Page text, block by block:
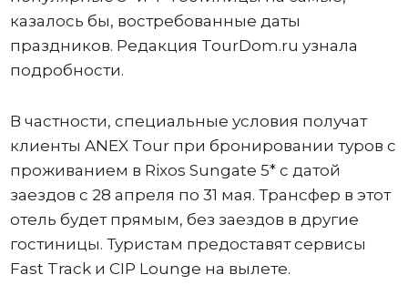
казалось бы, востребованные даты
праздников. Редакция TourDom.ru узнала
подробности.
В частности, специальные условия получат
клиенты ANEX Tour при бронировании туров с
проживанием в Rixos Sungate 5* с датой
заездов с 28 апреля по 31 мая. Трансфер в этот
отель будет прямым, без заездов в другие
гостиницы. Туристам предоставят сервисы
Fast Track и CIP Lounge на вылете.